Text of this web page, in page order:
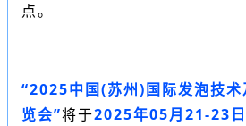
点。
“2025中国(苏州)国际发泡技
览会”将于2025年05月21-23日